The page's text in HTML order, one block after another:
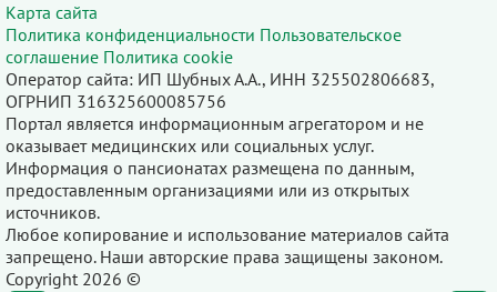
Карта сайта
Политика конфиденциальности Пользовательское
соглашение Политика cookie
Оператор сайта: ИП Шубных А.А., ИНН 325502806683,
ОГРНИП 316325600085756
Портал является информационным агрегатором и не
оказывает медицинских или социальных услуг.
Информация о пансионатах размещена по данным,
предоставленным организациями или из открытых
источников.
Любое копирование и использование материалов сайта
запрещено. Наши авторские права защищены законом.
Copyright 2026 ©